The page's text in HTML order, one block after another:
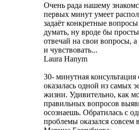
Очень рада нашему
первых минут умеет
задаёт конкретные
думать, ну вроде бы
отвечай на свои вопросы,
и чувствовать...
Laura Hanym
30- минутная консультация
оказалась одной из самых
жизни. Удивительно, как
правильных вопросов
осознаешь. Обратилась с
проблемы оказался совсем